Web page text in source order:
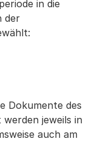
in die
der
Dokumente des
jeweils in
auch am